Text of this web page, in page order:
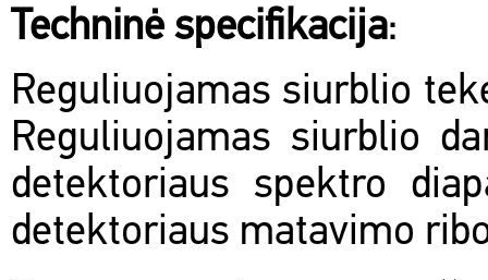
Techninė specifikacija:
Reguliuojamas siurblio
Reguliuojamas siurblio
detektoriaus spektro
detektoriaus matavimo